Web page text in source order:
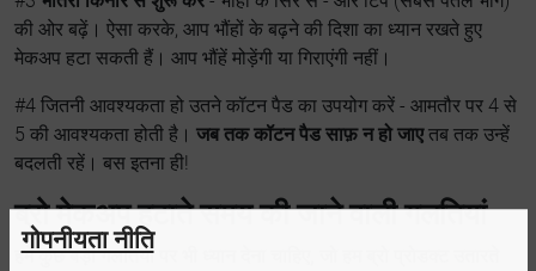
की ओर बढ़ें। ऐसा करके, आप भौंहों के बढ़ने की दिशा का ध्यान रखते हुए
मेकअप हटा सकती हैं। आप भौंहें मोड़ेंगी या गिराएंगी नहीं।
#4 जितनी आवश्यकता हो उतने कॉटन पैड का उपयोग करें - आमतौर पर 4 से
5 की आवश्यकता होती है। जब तक कॉटन पैड साफ़ न हो जाएतब तक उन्हें
बदलती रहें। बस इतना ही!
ब्रो मेकअप हटाते समय की जाने वाली गलतियां
हमें कुछ बड़ी गलतियों पर भी ध्यान देना चाहिए, जो हम ब्रो प्रोडक्ट उतारते
गोपनीयता नीति